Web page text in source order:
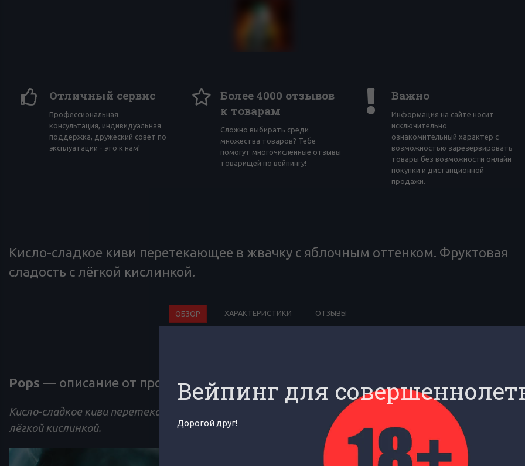
Отличный сервис
Профессиональная
консультация, индивидуальная
поддержка, дружеский совет по
эксплуатации - это к нам!
Более 4000 отзывов
к товарам
Сложно выбирать среди
множества товаров? Тебе
помогут многочисленные отзывы
товарищей по вейпингу!
Важно
Информация на сайте носит
исключительно
ознакомительный характер с
возможностью зарезервировать
товары без возможности онлайн
покупки и дистанционной
продажи.
Кисло-сладкое киви перетекающее в жвачку с яблочным оттенком. Фруктовая
сладость с лёгкой кислинкой.
ОБЗОР ХАРАКТЕРИСТИКИ ОТЗЫВЫ
Pops — описание от производителя:
Кисло-сладкое киви перетекающее в жвачку с яблочным оттенком. Фруктовая сладость с
лёгкой кислинкой.
Вейпинг для
Дорогой друг!